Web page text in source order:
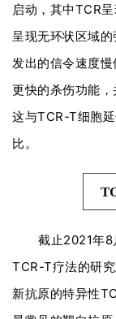
启动，其中TCR
呈现无环状区域
发出的信令速度
更快的杀伤功能
这与TCR-T细胞
比。
截止2021年
TCR-T疗法的研
新抗原的特异性